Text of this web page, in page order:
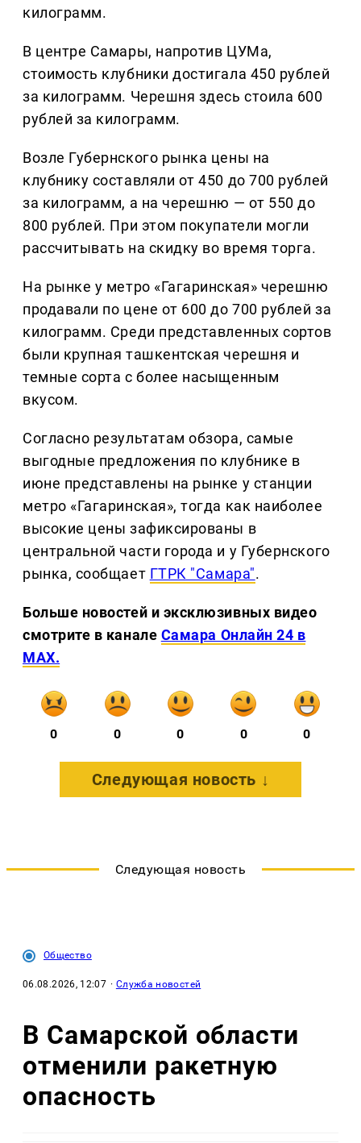
килограмм.
В центре Самары, напротив ЦУМа,
стоимость клубники достигала 450 рублей
за килограмм. Черешня здесь стоила 600
рублей за килограмм.
Возле Губернского рынка цены на
клубнику составляли от 450 до 700 рублей
за килограмм, а на черешню — от 550 до
800 рублей. При этом покупатели могли
рассчитывать на скидку во время торга.
На рынке у метро «Гагаринская» черешню
продавали по цене от 600 до 700 рублей за
килограмм. Среди представленных сортов
были крупная ташкентская черешня и
темные сорта с более насыщенным
вкусом.
Согласно результатам обзора, самые
выгодные предложения по клубнике в
июне представлены на рынке у станции
метро «Гагаринская», тогда как наиболее
высокие цены зафиксированы в
центральной части города и у Губернского
рынка, сообщает ГТРК "Самара".
Больше новостей и эксклюзивных видео
смотрите в канале Самара Онлайн 24 в
MAX.
0 0 0 0 0
Следующая новость ↓
Следующая новость
Общество
06.08.2026, 12:07 · Служба новостей
В Самарской области
отменили ракетную
опасность